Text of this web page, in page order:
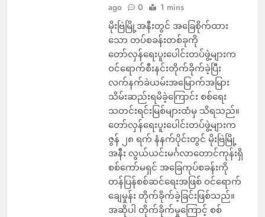
ago
0 1 mins
မိုးဗြဲမြို့အနီးတွင် အခြေစိုက်ထား
သော တပ်စခန်းတစ်ခုကို
တော်လှန်ရေးပူးပေါင်းတပ်ဖွဲ့များက
ဝင်ရောက်စီးနင်းတိုက်ခိုက်ခဲ့ပြီး
လက်နက်ခဲယမ်းအမြောက်အမြား
သိမ်းဆည်းရမိခဲ့ကြောင်း စစ်ရေး
သတင်းရင်းမြစ်များထံမှ သိရသည်။
တော်လှန်ရေးပူးပေါင်းတပ်ဖွဲ့များက
ဇွန် ၂၈ ရက် နံနက်ပိုင်းတွင် မိုးဗြဲမြို့
အနီး လွယ်ယင်းမင်္ဂလာတောင်ကုန်းရှိ
စစ်ကော်မရှင် အခြေကုပ်စခန်းကို
တန်ပြန်စစ်ဆင်ရေးအဖြစ် ဝင်ရောက်
ချေမှုန်း တိုက်ခိုက်ခဲ့ခြင်းဖြစ်သည်။
အဆိုပါ တိုက်ခိုက်မှုကြောင့် စစ်